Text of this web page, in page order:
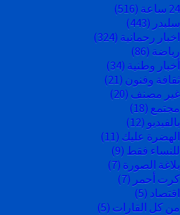
24 ساعة
(516)
سليدر (443)
اخبار رحمانية (324)
رياضة (86)
أخبار وطنية (34)
ثقافة وفنون (21)
غير مصنف (20)
مجتمع (18)
بالفيديو (12)
الهضرة عليك (11)
للنساء فقط (9)
بلاغة الصورة (7)
كرت أحمر (7)
اقتصاد (5)
من كل القارات (5)